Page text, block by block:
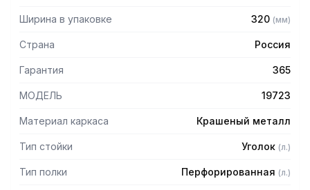
Ширина в упаковке 320 (мм)
Страна Россия
Гарантия 365
МОДЕЛЬ 19723
Материал каркаса Крашеный металл
Тип стойки Уголок (л.)
Тип полки Перфорированная (л.)